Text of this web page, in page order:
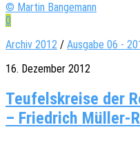
© Martin Bangemann
0
Archiv 2012 / Ausgabe 06 -
16. Dezember 2012
Teufelskreise der
– Friedrich Müller-